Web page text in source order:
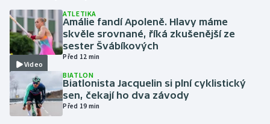
Gymnastika
Házená
Jezdectví
Judo
Video
ATLETIKA
Amálie fandí Apoleně. Hlavy máme
skvěle srovnané, říká zkušenější ze
sester Švábíkových
Před 12 min
BIATLON
Biatlonista Jacquelin si plní cyklistický
sen, čekají ho dva závody
Před 19 min